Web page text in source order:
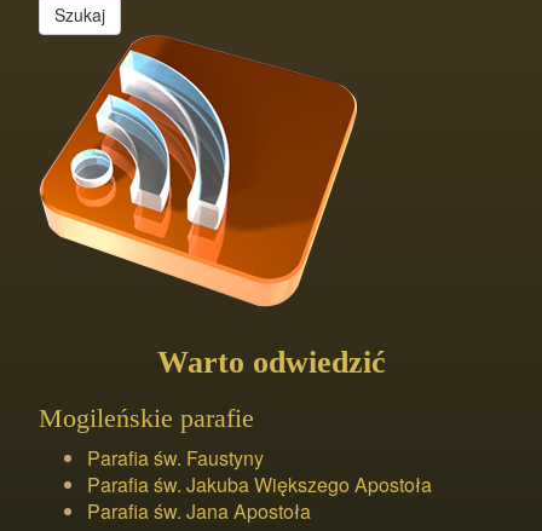
Szukaj
Warto odwiedzić
Mogileńskie parafie
Parafia św. Faustyny
Parafia św. Jakuba Większego Apostoła
Parafia św. Jana Apostoła